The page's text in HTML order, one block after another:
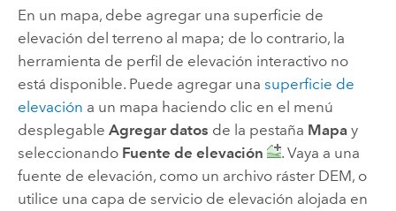
En un mapa, debe agregar una superficie de
elevación del terreno al mapa; de lo contrario, la
herramienta de perfil de elevación interactivo no
está disponible. Puede agregar una superficie de
elevación a un mapa haciendo clic en el menú
desplegable Agregar datos de la pestaña Mapay
seleccionando Fuente de elevación
. Vaya a una
fuente de elevación, como un archivo ráster DEM, o
utilice una capa de servicio de elevación alojada en